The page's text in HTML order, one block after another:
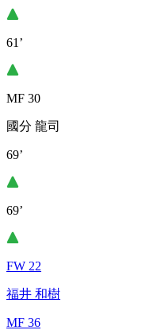
61’
MF 30
國分 龍司
69’
69’
FW 22
福井 和樹
MF 36